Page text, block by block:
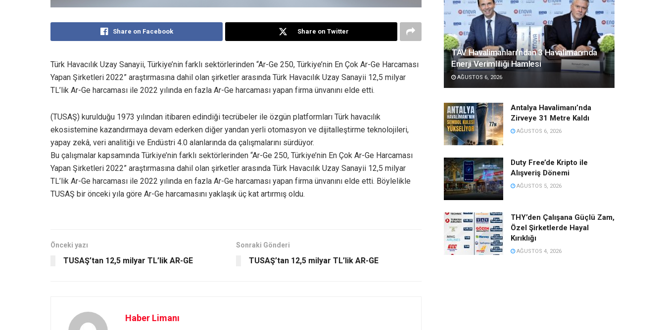
Share on Facebook Share on Twitter
Türk Havacılık Uzay Sanayii, Türkiye’nin farklı sektörlerinden “Ar-Ge 250, Türkiye’nin En Çok Ar-Ge Harcaması
Yapan Şirketleri 2022” araştırmasına dahil olan şirketler arasında Türk Havacılık Uzay Sanayii 12,5 milyar
TL’lik Ar-Ge harcaması ile 2022 yılında en fazla Ar-Ge harcaması yapan firma ünvanını elde etti.
(TUSAŞ) kurulduğu 1973 yılından itibaren edindiği tecrübeler ile özgün platformları Türk havacılık
ekosistemine kazandırmaya devam ederken diğer yandan yerli otomasyon ve dijitalleştirme teknolojileri,
yapay zekâ, veri analitiği ve Endüstri 4.0 alanlarında da çalışmalarını sürdüyor.
Bu çalışmalar kapsamında Türkiye’nin farklı sektörlerinden “Ar-Ge 250, Türkiye’nin En Çok Ar-Ge Harcaması
Yapan Şirketleri 2022” araştırmasına dahil olan şirketler arasında Türk Havacılık Uzay Sanayii 12,5 milyar
TL’lik Ar-Ge harcaması ile 2022 yılında en fazla Ar-Ge harcaması yapan firma ünvanını elde etti. Böylelikle
TUSAŞ bir önceki yıla göre Ar-Ge harcamasını yaklaşık üç kat artırmış oldu.
Önceki yazı
TUSAŞ’tan 12,5 milyar TL’lik AR-GE
Sonraki Gönderi
TUSAŞ’tan 12,5 milyar TL’lik AR-GE
Haber Limanı
TAV Havalimanları’ndan 3 Havalimanında
Enerji Verimliliği Hamlesi
AĞUSTOS 6, 2026
Antalya Havalimanı’nda
Zirveye 31 Metre Kaldı
AĞUSTOS 6, 2026
Duty Free’de Kripto ile
Alışveriş Dönemi
AĞUSTOS 5, 2026
THY’den Çalışana Güçlü Zam,
Özel Şirketlerde Hayal
Kırıklığı
AĞUSTOS 4, 2026